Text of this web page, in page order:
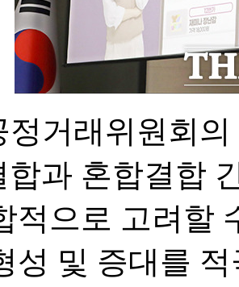
거래위원회
과 혼합결합
적으로 고려할
성 및 증대를